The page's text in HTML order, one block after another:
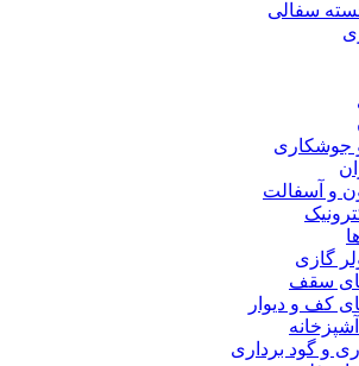
سفالی
جوشکاری
و آسفالت
گازی
سقف
کف و دیوار
و گود برداری